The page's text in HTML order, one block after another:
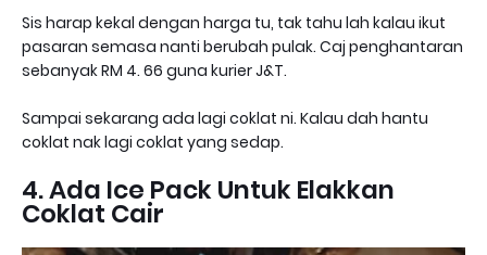
Sis harap kekal dengan harga tu, tak tahu lah kalau ikut
pasaran semasa nanti berubah pulak. Caj penghantaran
sebanyak RM 4. 66 guna kurier J&T.
Sampai sekarang ada lagi coklat ni. Kalau dah hantu
coklat nak lagi coklat yang sedap.
4. Ada Ice Pack Untuk Elakkan
Coklat Cair